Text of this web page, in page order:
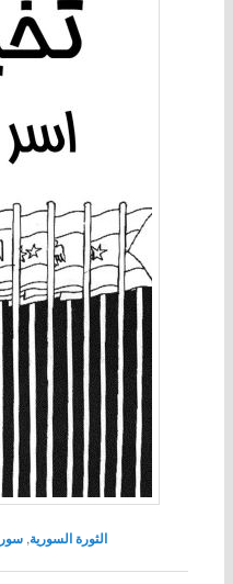
الثورة السورية,